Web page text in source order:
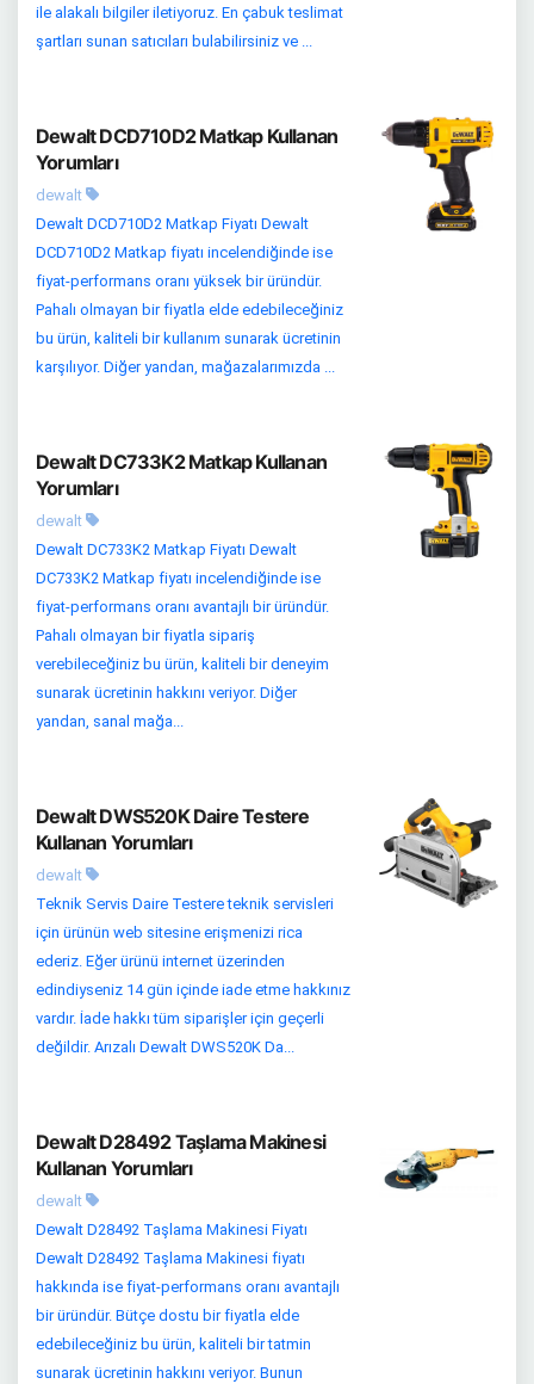
ile alakalı bilgiler iletiyoruz. En çabuk teslimat
şartları sunan satıcıları bulabilirsiniz ve ...
Dewalt DCD710D2 Matkap Kullanan
Yorumları
dewalt
Dewalt DCD710D2 Matkap Fiyatı Dewalt
DCD710D2 Matkap fiyatı incelendiğinde ise
fiyat-performans oranı yüksek bir üründür.
Pahalı olmayan bir fiyatla elde edebileceğiniz
bu ürün, kaliteli bir kullanım sunarak ücretinin
karşılıyor. Diğer yandan, mağazalarımızda ...
Dewalt DC733K2 Matkap Kullanan
Yorumları
dewalt
Dewalt DC733K2 Matkap Fiyatı Dewalt
DC733K2 Matkap fiyatı incelendiğinde ise
fiyat-performans oranı avantajlı bir üründür.
Pahalı olmayan bir fiyatla sipariş
verebileceğiniz bu ürün, kaliteli bir deneyim
sunarak ücretinin hakkını veriyor. Diğer
yandan, sanal mağa...
Dewalt DWS520K Daire Testere
Kullanan Yorumları
dewalt
Teknik Servis Daire Testere teknik servisleri
için ürünün web sitesine erişmenizi rica
ederiz. Eğer ürünü internet üzerinden
edindiyseniz 14 gün içinde iade etme hakkınız
vardır. İade hakkı tüm siparişler için geçerli
değildir. Arızalı Dewalt DWS520K Da...
Dewalt D28492 Taşlama Makinesi
Kullanan Yorumları
dewalt
Dewalt D28492 Taşlama Makinesi Fiyatı
Dewalt D28492 Taşlama Makinesi fiyatı
hakkında ise fiyat-performans oranı avantajlı
bir üründür. Bütçe dostu bir fiyatla elde
edebileceğiniz bu ürün, kaliteli bir tatmin
sunarak ücretinin hakkını veriyor. Bunun